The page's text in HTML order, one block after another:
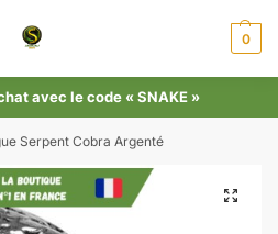
0
avec le code « SNAKE »
Serpent Cobra Argenté